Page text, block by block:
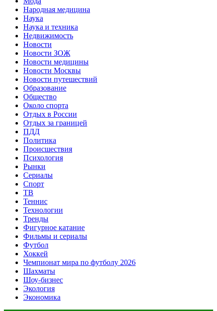
Народная медицина
Наука
Наука и техника
Недвижимость
Новости
Новости ЗОЖ
Новости медицины
Новости Москвы
Новости путешествий
Образование
Общество
Около спорта
Отдых в России
Отдых за границей
ПДД
Политика
Происшествия
Психология
Рынки
Сериалы
Спорт
ТВ
Теннис
Технологии
Тренды
Фигурное катание
Фильмы и сериалы
Футбол
Хоккей
Чемпионат мира по футболу 2026
Шахматы
Шоу-бизнес
Экология
Экономика